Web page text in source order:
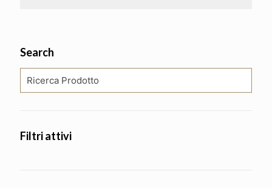
Search
Filtri attivi